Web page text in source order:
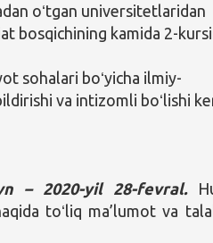
oʻtgan universitetlaridan
bosqichining kamida 2-
sohalari boʻyicha ilmiy-
va intizomli boʻlishi
– 2020-yil 28-fevral.
toʻliq ma’lumot va